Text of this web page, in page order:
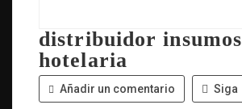
distribuidor insumos
hotelaria
Añadir un comentario Siga